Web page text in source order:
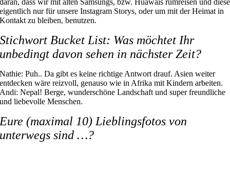
daran, dass wir mit alten Samsungs, bzw. Huawais rumreisen und diese
eigentlich nur für unsere Instagram Storys, oder um mit der Heimat in
Kontakt zu bleiben, benutzen.
Stichwort Bucket List: Was möchtet Ihr
unbedingt davon sehen in nächster Zeit?
Nathie: Puh.. Da gibt es keine richtige Antwort drauf. Asien weiter
entdecken wäre reizvoll, genauso wie in Afrika mit Kindern arbeiten.
Andi: Nepal! Berge, wunderschöne Landschaft und super freundliche
und liebevolle Menschen.
Eure (maximal 10) Lieblingsfotos von
unterwegs sind …?